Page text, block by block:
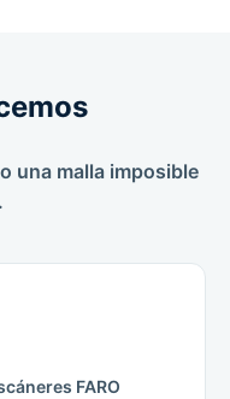
una malla imposible
FARO